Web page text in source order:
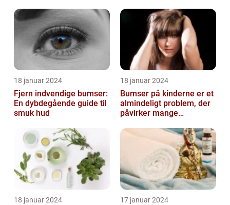
18 januar 2024
Fjern indvendige bumser:
En dybdegående guide til
smuk hud
18 januar 2024
Bumser på kinderne er et
almindeligt problem, der
påvirker mange
aldre og ba...
18 januar 2024 17 januar 2024